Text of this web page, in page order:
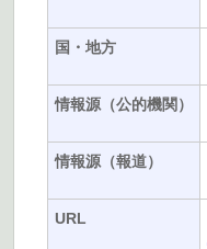
国・地方
情報源（公的機関）
情報源（報道）
URL